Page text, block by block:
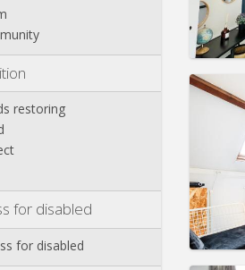
restoring
for disabled
for disabled
Rent: